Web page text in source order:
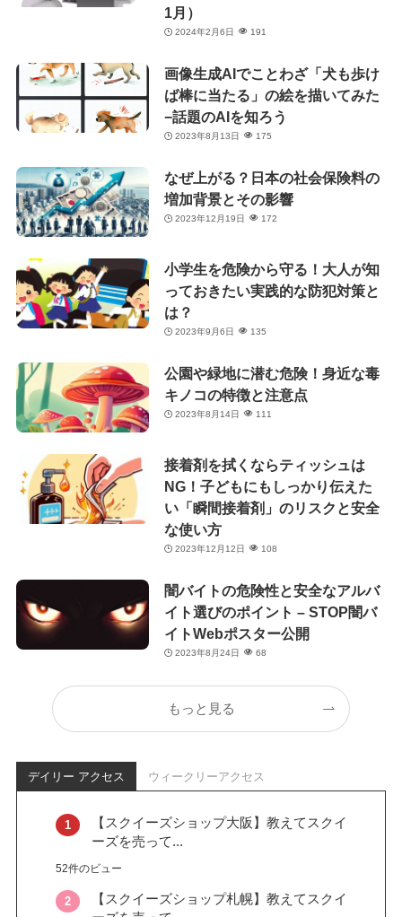
1月）
2024年2月6日 191
画像生成AIでことわざ「犬も歩け
ば棒に当たる」の絵を描いてみた
−話題のAIを知ろう
2023年8月13日 175
なぜ上がる？日本の社会保険料の
増加背景とその影響
2023年12月19日 172
小学生を危険から守る！大人が知
っておきたい実践的な防犯対策と
は？
2023年9月6日 135
公園や緑地に潜む危険！身近な毒
キノコの特徴と注意点
2023年8月14日 111
接着剤を拭くならティッシュは
NG！子どもにもしっかり伝えた
い「瞬間接着剤」のリスクと安全
な使い方
2023年12月12日 108
闇バイトの危険性と安全なアルバ
イト選びのポイント – STOP闇バ
イトWebポスター公開
2023年8月24日 68
もっと見る
デイリー アクセス ウィークリーアクセス
【スクイーズショップ大阪】教えてスクイ
ーズを売って...
52件のビュー
【スクイーズショップ札幌】教えてスクイ